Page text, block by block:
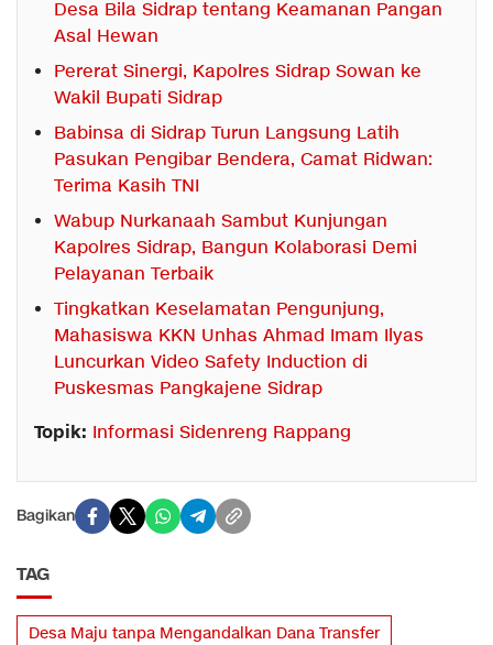
Desa Bila Sidrap tentang Keamanan Pangan
Asal Hewan
Pererat Sinergi, Kapolres Sidrap Sowan ke
Wakil Bupati Sidrap
Babinsa di Sidrap Turun Langsung Latih
Pasukan Pengibar Bendera, Camat Ridwan:
Terima Kasih TNI
Wabup Nurkanaah Sambut Kunjungan
Kapolres Sidrap, Bangun Kolaborasi Demi
Pelayanan Terbaik
Tingkatkan Keselamatan Pengunjung,
Mahasiswa KKN Unhas Ahmad Imam Ilyas
Luncurkan Video Safety Induction di
Puskesmas Pangkajene Sidrap
Topik: Informasi Sidenreng Rappang
Bagikan
TAG
Desa Maju tanpa Mengandalkan Dana Transfer